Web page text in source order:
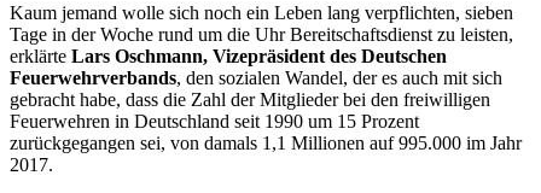
Kaum jemand wolle sich noch ein Leben lang verpflichten, sieben
Tage in der Woche rund um die Uhr Bereitschaftsdienst zu leisten,
erklärte Lars Oschmann, Vizepräsident des Deutschen
Feuerwehrverbands, den sozialen Wandel, der es auch mit sich
gebracht habe, dass die Zahl der Mitglieder bei den freiwilligen
Feuerwehren in Deutschland seit 1990 um 15 Prozent
zurückgegangen sei, von damals 1,1 Millionen auf 995.000 im Jahr
2017.